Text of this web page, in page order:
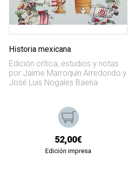
Historia mexicana
Edición crítica, estudios y notas
por Jaime Marroquín Arredondo y
José Luis Nogales Baena
52,00€
Edición impresa